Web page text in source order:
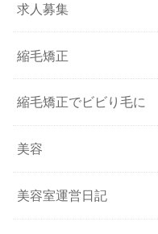
求人募集
縮毛矯正
縮毛矯正でビビり毛に
美容
美容室運営日記